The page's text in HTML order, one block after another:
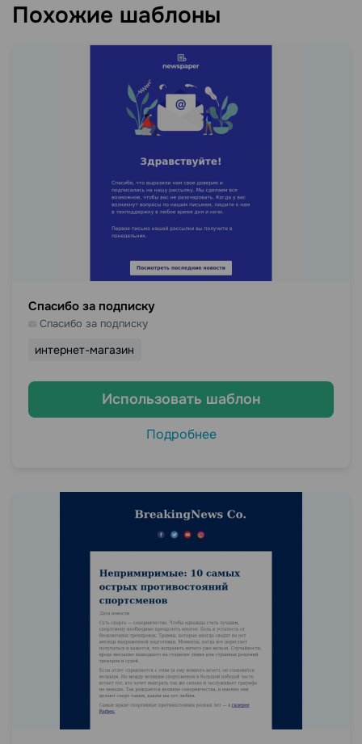
Похожие шаблоны
Спасибо за подписку
Спасибо за подписку
интернет-магазин
Использовать шаблон
Подробнее